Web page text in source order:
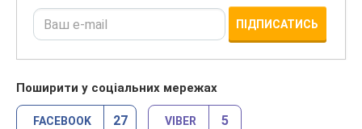
ПІДПИСАТИСЬ
Поширити у соціальних мережах
FACEBOOK 27 VIBER 5